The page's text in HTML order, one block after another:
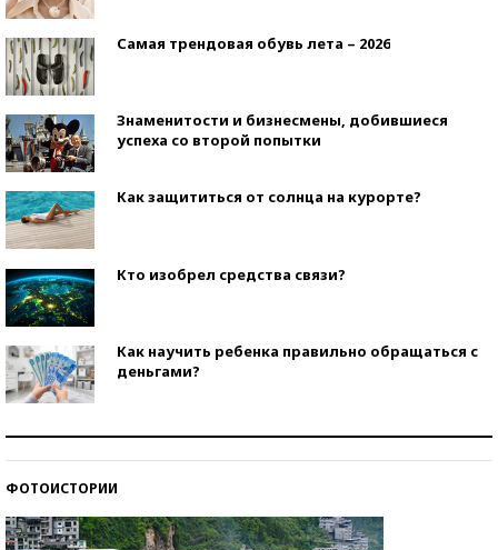
Самая трендовая обувь лета – 2026
Знаменитости и бизнесмены, добившиеся
успеха со второй попытки
Как защититься от солнца на курорте?
Кто изобрел средства связи?
Как научить ребенка правильно обращаться с
деньгами?
ФОТОИСТОРИИ